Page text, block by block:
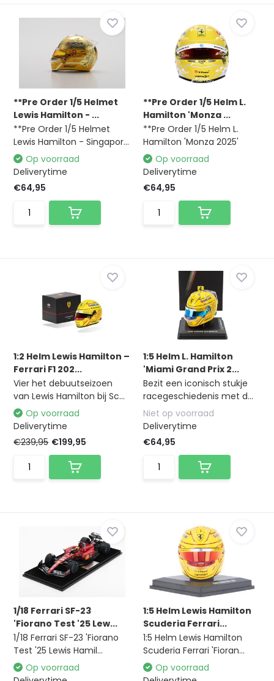
**Pre Order 1/5 Helmet
Lewis Hamilton - ...
**Pre Order 1/5 Helmet
Lewis Hamilton - Singapor...
Op voorraad
Deliverytime
€64,95
**Pre Order 1/5 Helm L.
Hamilton 'Monza ...
**Pre Order 1/5 Helm L.
Hamilton 'Monza 2025'
Op voorraad
Deliverytime
€64,95
1:2 Helm Lewis Hamilton –
Ferrari F1 202...
Vier het debuutseizoen
van Lewis Hamilton bij Sc...
Op voorraad
Deliverytime
€239,95 €199,95
1:5 Helm L. Hamilton
'Miami Grand Prix 2...
Bezit een iconisch stukje
racegeschiedenis met d...
Niet op voorraad
Deliverytime
€64,95
1/18 Ferrari SF-23
'Fiorano Test '25 Lew...
1/18 Ferrari SF-23 'Fiorano
Test '25 Lewis Hamil...
Op voorraad
1:5 Helm Lewis Hamilton
Scuderia Ferrari...
1:5 Helm Lewis Hamilton
Scuderia Ferrari 'Fioran...
Op voorraad